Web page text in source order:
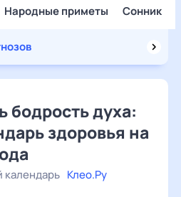
Народные приметы Сонник
бодрость духа:
здоровья на
календарь Клео.Ру